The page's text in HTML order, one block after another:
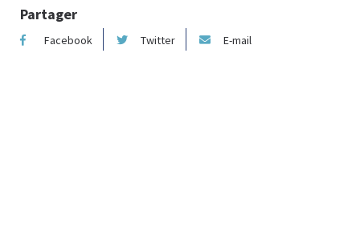
Partager
Facebook Twitter E-mail